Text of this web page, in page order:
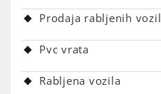
Prodaja rabljenih vozil
Pvc vrata
Rabljena vozila